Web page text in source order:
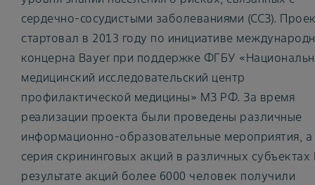
сердечно-сосудистыми заболеваниями (ССЗ).
стартовал в 2013 году по инициативе
концерна Bayer при поддержке ФГБУ
медицинский исследовательский центр
профилактической медицины» МЗ РФ. За время
реализации проекта были проведены различные
информационно-образовательные мероприятия, а
серия скрининговых акций в различных
результате акций более 6000 человек получили